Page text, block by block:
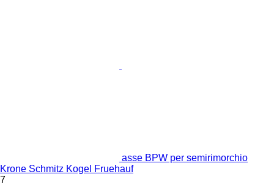
asse BPW per semirimorchio
Krone Schmitz Kogel Fruehauf
7